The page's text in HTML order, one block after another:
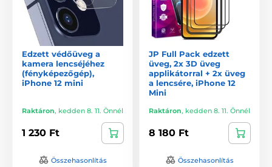
Edzett védőüveg a
kamera lencséjéhez
(fényképezőgép),
iPhone 12 mini
Raktáron, kedden 8. 11. Önnél
1 230 Ft
Összehasonlítás
JP Full Pack edzett
üveg, 2x 3D üveg
applikátorral + 2x üveg
a lencsére, iPhone 12
Mini
Raktáron, kedden 8. 11. Önnél
8 180 Ft
Összehasonlítás